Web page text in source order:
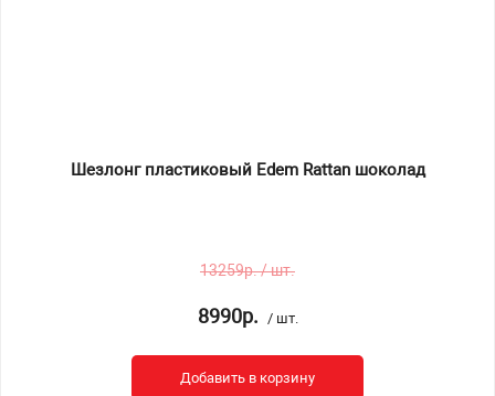
Шезлонг пластиковый Edem Rattan шоколад
13259р. / шт.
8990р. / шт.
Добавить в корзину